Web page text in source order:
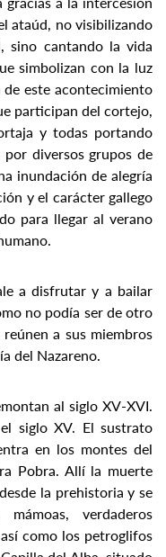
ataúd, no visibilizando
sino cantando la vida
simbolizan con la luz
de este acontecimiento
participan del cortejo,
y todas portando
diversos grupos de
inundación de alegría
y el carácter gallego
para llegar al verano
a disfrutar y a bailar
no podía ser de otro
a sus miembros
del Nazareno.
al siglo XV-XVI.
siglo XV. El sustrato
en los montes del
Pobra. Allí la muerte
la prehistoria y se
verdaderos
como los petroglifos